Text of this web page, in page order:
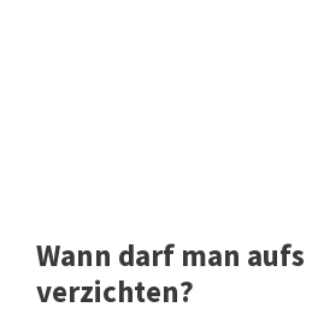
Wann darf man
verzichten?